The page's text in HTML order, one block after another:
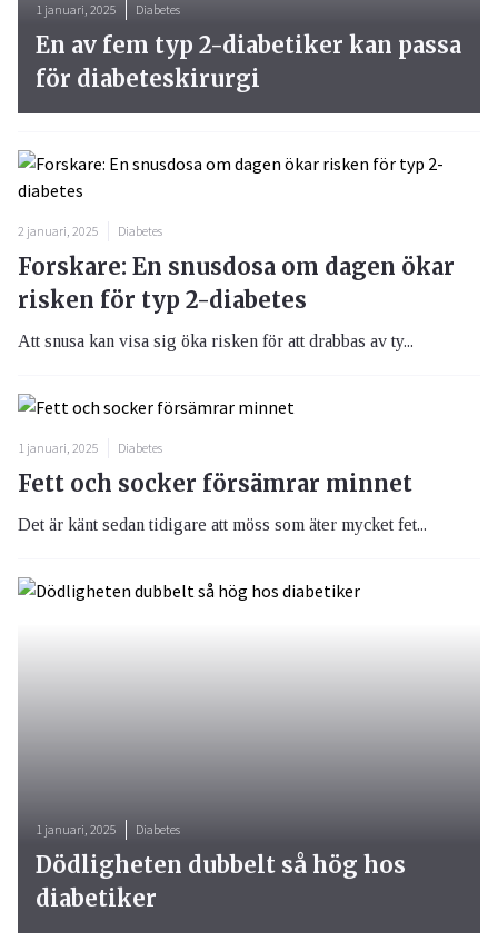
2 januari, 2025 Diabetes
Forskare: En snusdosa om dagen ökar
risken för typ 2-diabetes
Att snusa kan visa sig öka risken för att drabbas av ty...
1 januari, 2025 Diabetes
Fett och socker försämrar minnet
Det är känt sedan tidigare att möss som äter mycket fet...
1 januari, 2025 Diabetes
En av fem typ 2-diabetiker kan passa
för diabeteskirurgi
1 januari, 2025 Diabetes
Dödligheten dubbelt så hög hos
diabetiker